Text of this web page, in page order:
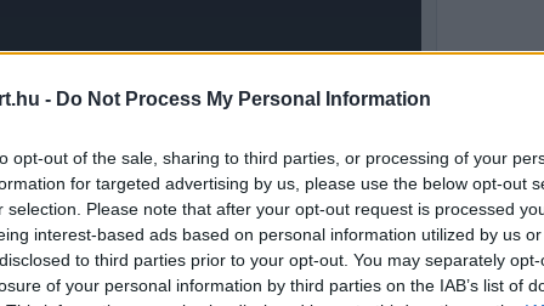
- Do Not Process My Personal Information
opt-out of the sale, sharing to third parties, or processing of your
for targeted advertising by us, please use the below opt-out
selection. Please note that after your opt-out request is processed
interest-based ads based on personal information utilized by us
to third parties prior to your opt-out. You may separately
of your personal information by third parties on the IAB’s list of
egyenesen ki fogom mondani" - írta
éreztem teljesen magam, és most kezd
diagnosztizáltak nálam. Sajnos olyan